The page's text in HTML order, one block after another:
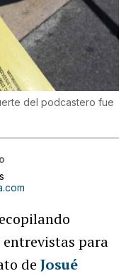
del podcastero fue
para
de Josué